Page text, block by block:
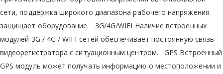
сети, поддержка широкого диапазона рабочего напряжения
защищает оборудование. 3G/4G/WIFI Наличие встроенных
модулей 3G / 4G / WIFI сетей обеспечивает постоянную связь
видеорегистратора с ситуационным центром. GPS Встроенный
GPS модуль может получать информацию о местоположении и